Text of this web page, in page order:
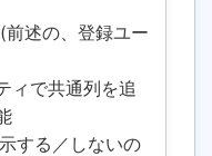
前述の、登録ユー
ィで共通列を追
する／しないの